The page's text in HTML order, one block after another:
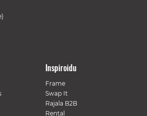
Inspiroidu
Frame
Swap It
Rajala B2B
Rental